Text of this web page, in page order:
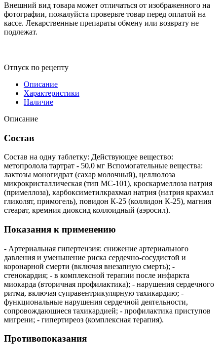
Внешний вид товара может отличаться от изображенного на
фотографии, пожалуйста проверьте товар перед оплатой на
кассе. Лекарственные препараты обмену или возврату не
подлежат.
Отпуск по рецепту
Описание
Характеристики
Наличие
Описание
Состав
Состав на одну таблетку: Действующее вещество:
метопролола тартрат - 50,0 мг Вспомогательные вещества:
лактозы моногидрат (сахар молочный), целлюлоза
микрокристаллическая (тип МС-101), кроскармеллоза натрия
(примеллоза), карбоксиметилкрахмал натрия (натрия крахмал
гликолят, примогель), повидон К-25 (коллидон К-25), магния
стеарат, кремния диоксид коллоидный (аэросил).
Показания к применению
- Артериальная гипертензия: снижение артериального
давления и уменьшение риска сердечно-сосудистой и
коронарной смерти (включая внезапную смерть); -
стенокардия; - в комплексной терапии после инфаркта
миокарда (вторичная профилактика); - нарушения сердечного
ритма, включая суправентрикулярную тахикардию; -
функциональные нарушения сердечной деятельности,
сопровождающиеся тахикардией; - профилактика приступов
мигрени; - гипертиреоз (комплексная терапия).
Противопоказания